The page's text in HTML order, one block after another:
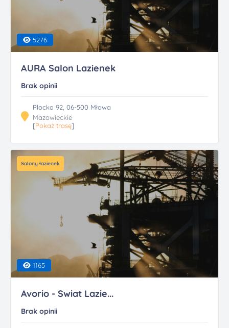
5276
AURA Salon Lazienek
Brak opinii
Plocka 92, 06-500 Mława
Mazowieckie
[Pokaż trasę]
Salony łazienek
1165
Avorio - Swiat Lazie...
Brak opinii